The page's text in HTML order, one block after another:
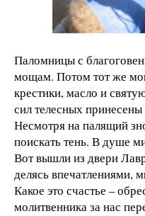
Паломницы с
мощам. Потом тот же
крестики, масло и
сил телесных
Несмотря на палящий
поискать тень. В душе
Вот вышли из двери
делясь впечатлениями,
Какое это счастье –
молитвенника за нас